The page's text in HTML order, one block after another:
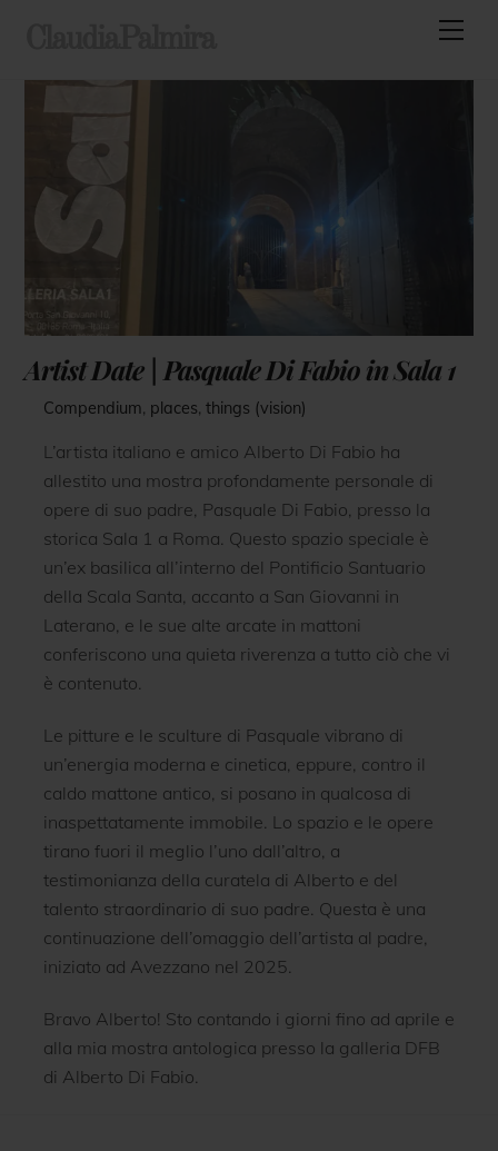
Artist Date | Pasquale Di Fabio in Sala 1
Compendium, places, things (vision)
L’artista italiano e amico Alberto Di Fabio ha
allestito una mostra profondamente personale di
opere di suo padre, Pasquale Di Fabio, presso la
storica Sala 1 a Roma. Questo spazio speciale è
un’ex basilica all’interno del Pontificio Santuario
della Scala Santa, accanto a San Giovanni in
Laterano, e le sue alte arcate in mattoni
conferiscono una quieta riverenza a tutto ciò che vi
è contenuto.
Le pitture e le sculture di Pasquale vibrano di
un’energia moderna e cinetica, eppure, contro il
caldo mattone antico, si posano in qualcosa di
inaspettatamente immobile. Lo spazio e le opere
tirano fuori il meglio l’uno dall’altro, a
testimonianza della curatela di Alberto e del
talento straordinario di suo padre. Questa è una
continuazione dell’omaggio dell’artista al padre,
iniziato ad Avezzano nel 2025.
Bravo Alberto! Sto contando i giorni fino ad aprile e
alla mia mostra antologica presso la galleria DFB
di Alberto Di Fabio.